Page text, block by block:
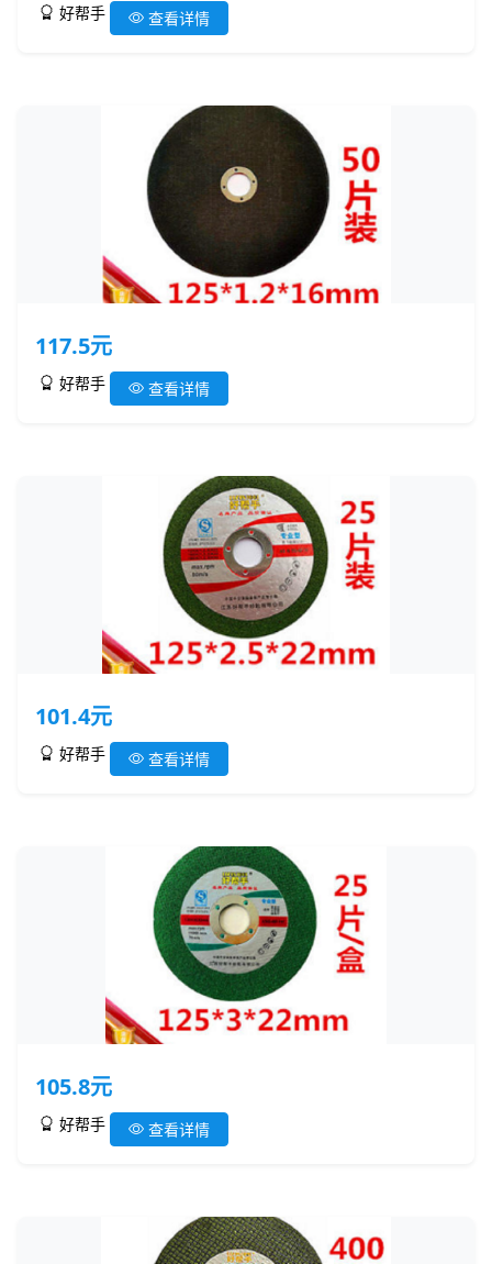
好帮手 查看详情
117.5元
好帮手 查看详情
101.4元
好帮手 查看详情
105.8元
好帮手 查看详情